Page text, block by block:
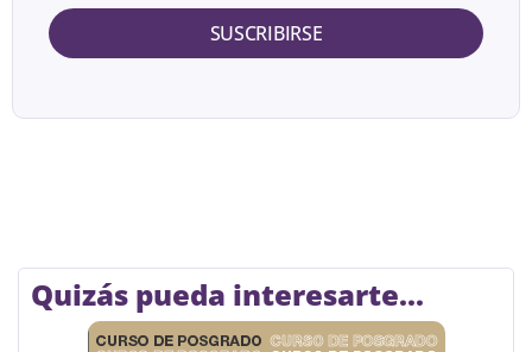
SUSCRIBIRSE
Quizás pueda interesarte...